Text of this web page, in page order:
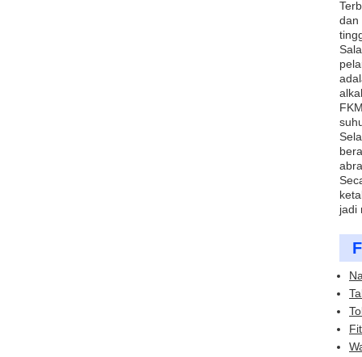
dan
jadi